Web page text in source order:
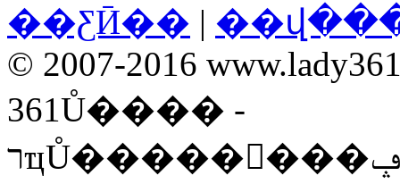
��ƸӢ�� |
© 2007-2016
361Ů���� -
רҵŮ��������ݡ����ʡ�ʱ���ۺ��Ż�